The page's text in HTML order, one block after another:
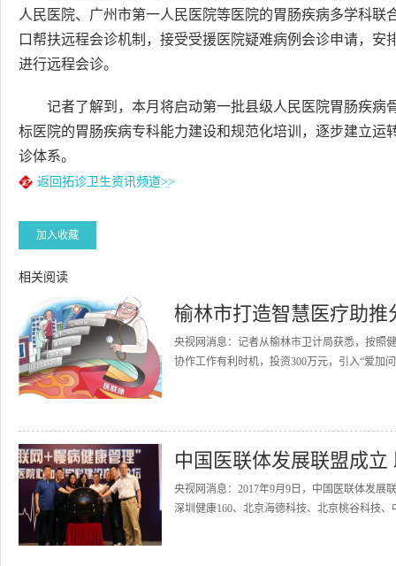
人民医院、广州市第一人民医院等医院的胃肠疾病多学科
口帮扶远程会诊机制，接受受援医院疑难病例会诊申请，
进行远程会诊。
记者了解到，本月将启动第一批县级人民医院胃肠疾
标医院的胃肠疾病专科能力建设和规范化培训，逐步建立
诊体系。
返回拓诊卫生资讯频道>>
加入收藏
相关阅读
榆林市打造智慧医疗助推
央视网消息：记者从榆林市卫计局获悉，按照
协作工作有利时机，投资300万元，引入“爱加
中国医联体发展联盟成
央视网消息：2017年9月9日，中国医联体发展
深圳健康160、北京海德科技、北京桃谷科技